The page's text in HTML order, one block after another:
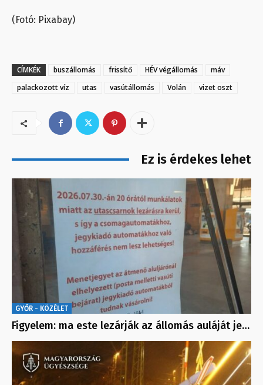
(Fotó: Pixabay)
CÍMKÉK buszállomás frissítő HÉV végállomás
máv
palackozott víz
utas vasútállomás Volán vizet oszt
Ez is érdekes lehet
GYŐR - KÖZÉLET
Figyelem: ma este lezárják az állomás auláját je…